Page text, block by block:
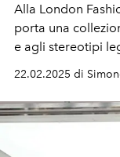
Alla London
porta una
e agli stereotipi
passerella anche
22.02.2025 di